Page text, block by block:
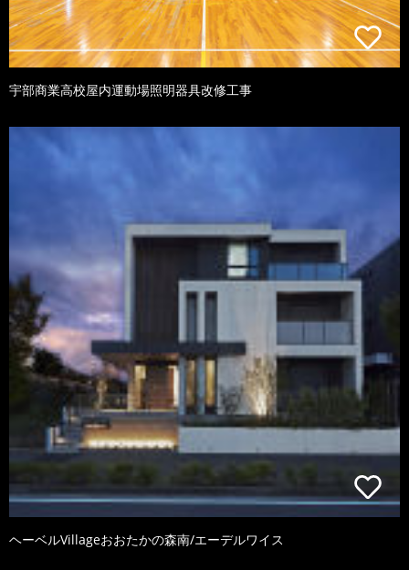
宇部商業高校屋内運動場照明器具改修工事
ヘーベルVillageおおたかの森南/エーデルワイス